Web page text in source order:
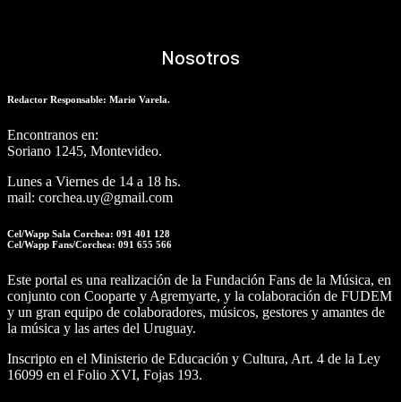
Nosotros
Redactor Responsable: Mario Varela.
Encontranos en:
Soriano 1245, Montevideo.
Lunes a Viernes de 14 a 18 hs.
mail: corchea.uy@gmail.com
Cel/Wapp Sala Corchea: 091 401 128
Cel/Wapp Fans/Corchea: 091 655 566
Este portal es una realización de la Fundación Fans de la Música, en
conjunto con Cooparte y Agremyarte, y la colaboración de FUDEM
y un gran equipo de colaboradores, músicos, gestores y amantes de
la música y las artes del Uruguay.
Inscripto en el Ministerio de Educación y Cultura, Art. 4 de la Ley
16099 en el Folio XVI, Fojas 193.